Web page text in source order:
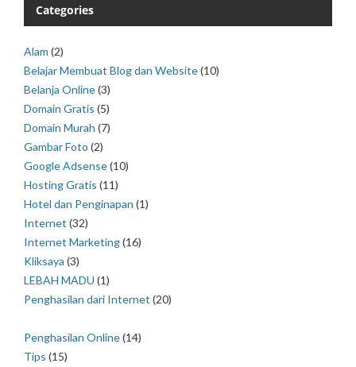
Categories
Alam (2)
Belajar Membuat Blog dan Website(10)
Belanja Online(3)
Domain Gratis (5)
Domain Murah (7)
Gambar Foto (2)
Google Adsense(10)
Hosting Gratis (11)
Hotel dan Penginapan (1)
Internet (32)
Internet Marketing(16)
Kliksaya (3)
LEBAH MADU (1)
Penghasilan dari Internet (20)
Penghasilan Online(14)
Tips (15)